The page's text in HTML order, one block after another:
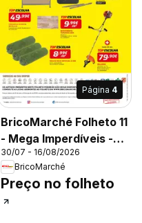
Página 4
BricoMarché Folheto 11
- Mega Imperdíveis -
Ovar
30/07 - 16/08/2026
BricoMarché
Preço no folheto